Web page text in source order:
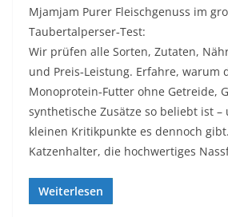
Mjamjam Purer Fleischgenuss im
Taubertalperser‑Test:
Wir prüfen alle Sorten, Zutaten,
und Preis‑Leistung. Erfahre, warum
Monoprotein‑Futter ohne Getreide,
synthetische Zusätze so beliebt ist –
kleinen Kritikpunkte es dennoch
Katzenhalter, die hochwertiges
Weiterlesen